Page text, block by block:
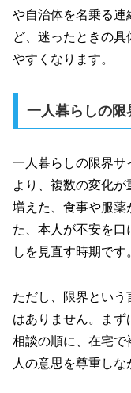
や自治体を名乗る連
ど、迷ったときの
やすくなります。
一人暮らしの限
一人暮らしの限界サ
より、複数の変化
増えた、食事や服薬
た、本人が不安を口
しを見直す時期です
ただし、限界とい
はありません。ま
相談の順に、在宅で
人の意思を尊重しな